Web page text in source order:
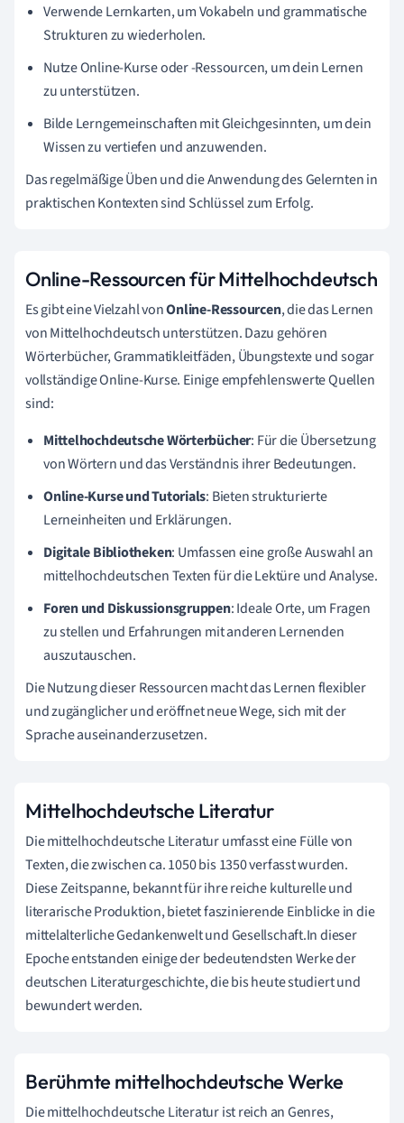
Verwende Lernkarten, um Vokabeln und grammatische
Strukturen zu wiederholen.
Nutze Online-Kurse oder -Ressourcen, um dein Lernen
zu unterstützen.
Bilde Lerngemeinschaften mit Gleichgesinnten, um dein
Wissen zu vertiefen und anzuwenden.
Das regelmäßige Üben und die Anwendung des Gelernten in
praktischen Kontexten sind Schlüssel zum Erfolg.
Online-Ressourcen für Mittelhochdeutsch
Es gibt eine Vielzahl vonOnline-Ressourcen, die das Lernen
von Mittelhochdeutsch unterstützen. Dazu gehören
Wörterbücher, Grammatikleitfäden, Übungstexte und sogar
vollständige Online-Kurse. Einige empfehlenswerte Quellen
sind:
Mittelhochdeutsche Wörterbücher: Für die Übersetzung
von Wörtern und das Verständnis ihrer Bedeutungen.
Online-Kurse und Tutorials: Bieten strukturierte
Lerneinheiten und Erklärungen.
Digitale Bibliotheken: Umfassen eine große Auswahl an
mittelhochdeutschen Texten für die Lektüre und Analyse.
Foren und Diskussionsgruppen: Ideale Orte, um Fragen
zu stellen und Erfahrungen mit anderen Lernenden
auszutauschen.
Die Nutzung dieser Ressourcen macht das Lernen flexibler
und zugänglicher und eröffnet neue Wege, sich mit der
Sprache auseinanderzusetzen.
Mittelhochdeutsche Literatur
Die mittelhochdeutsche Literatur umfasst eine Fülle von
Texten, die zwischen ca. 1050 bis 1350 verfasst wurden.
Diese Zeitspanne, bekannt für ihre reiche kulturelle und
literarische Produktion, bietet faszinierende Einblicke in die
mittelalterliche Gedankenwelt und Gesellschaft.In dieser
Epoche entstanden einige der bedeutendsten Werke der
deutschen Literaturgeschichte, die bis heute studiert und
bewundert werden.
Berühmte mittelhochdeutsche Werke
Die mittelhochdeutsche Literatur ist reich an Genres,